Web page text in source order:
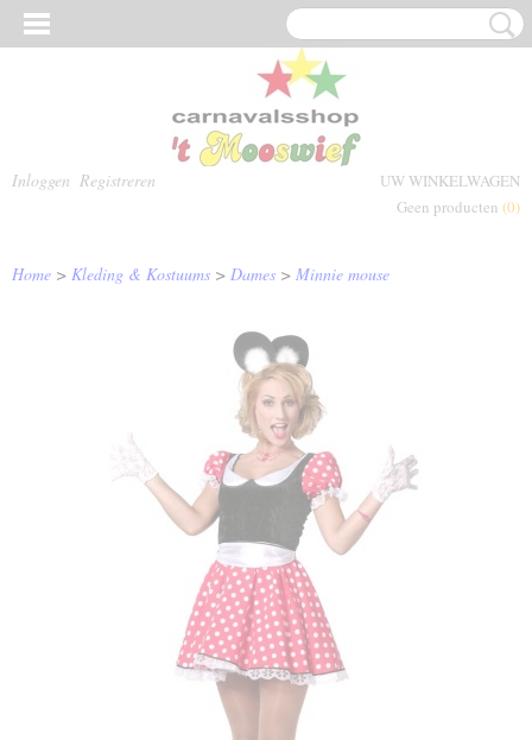
Inloggen Registreren
UW WINKELWAGEN
Geen producten (0)
Home > Kleding & Kostuums > Dames > Minnie mouse